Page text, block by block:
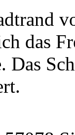
das
Das